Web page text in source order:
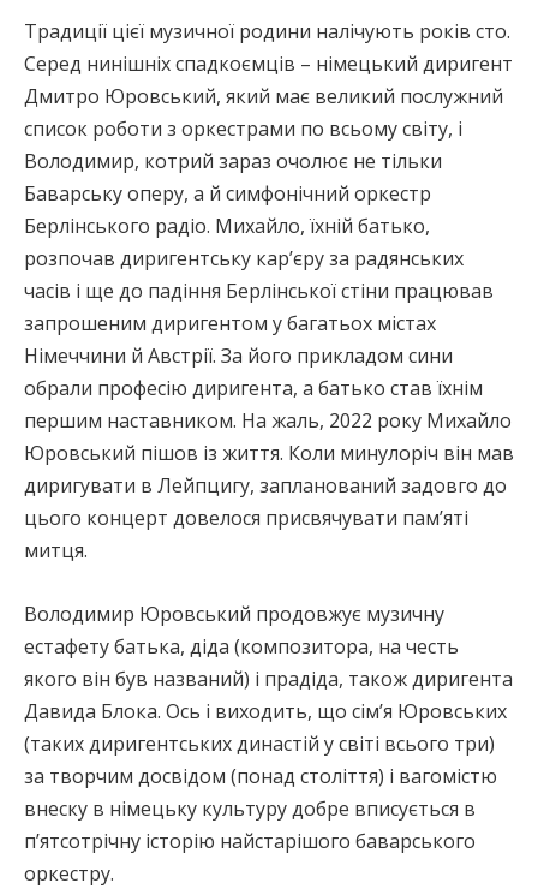
Традиції цієї музичної родини налічують років сто.
Серед нинішніх спадкоємців – німецький диригент
Дмитро Юровський, який має великий послужний
список роботи з оркестрами по всьому світу, і
Володимир, котрий зараз очолює не тільки
Баварську оперу, а й симфонічний оркестр
Берлінського радіо. Михайло, їхній батько,
розпочав диригентську кар’єру за радянських
часів і ще до падіння Берлінської стіни працював
запрошеним диригентом у багатьох містах
Німеччини й Австрії. За його прикладом сини
обрали професію диригента, а батько став їхнім
першим наставником. На жаль, 2022 року Михайло
Юровський пішов із життя. Коли минулоріч він мав
диригувати в Лейпцигу, запланований задовго до
цього концерт довелося присвячувати пам’яті
митця.
Володимир Юровський продовжує музичну
естафету батька, діда (композитора, на честь
якого він був названий) і прадіда, також диригента
Давида Блока. Ось і виходить, що сім’я Юровських
(таких диригентських династій у світі всього три)
за творчим досвідом (понад століття) і вагомістю
внеску в німецьку культуру добре вписується в
п’ятсотрічну історію найстарішого баварського
оркестру.